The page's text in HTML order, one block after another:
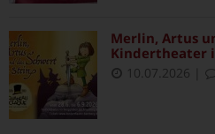
Merlin, Artus
Kindertheater
10.07.2026